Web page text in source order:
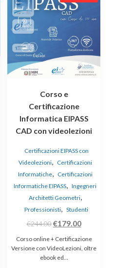
Corso e
Certificazione
Informatica EIPASS
CAD con videolezioni
Certificazioni EIPASS con
Videolezioni, Certificazioni
Informatiche, Certificazioni
Informatiche EIPASS, Ingegneri
Architetti Geometri,
Professionisti, Studenti
€244.00Il
prezzo
originale
era:
€179.00Il
prezzo
attuale
Corso online + Certificazione
Versione con VideoLezioni, oltre
ebook ed…